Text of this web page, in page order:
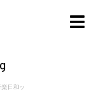
楽日和ッ